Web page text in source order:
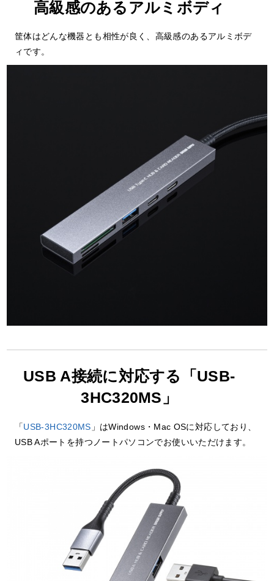
高級感のあるアルミボディ
筐体はどんな機器とも相性が良く、高級感のあるアルミボデ
ィです。
USB A接続に対応する「USB-
3HC320MS」
「USB-3HC320MS 」はWindows・Mac OSに対応しており、
USB Aポートを持つノートパソコンでお使いいただけます。